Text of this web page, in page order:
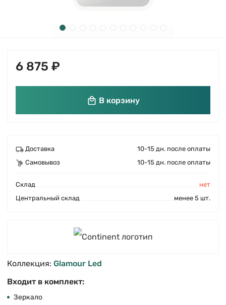
6 875 ₽
В корзину
Доставка
10-15 дн. после оплаты
Самовывоз
10-15 дн. после оплаты
Cклад
нет
Центральный склад
менее 5 шт.
Коллекция: Glamour Led
Входит в комплект:
Зеркало